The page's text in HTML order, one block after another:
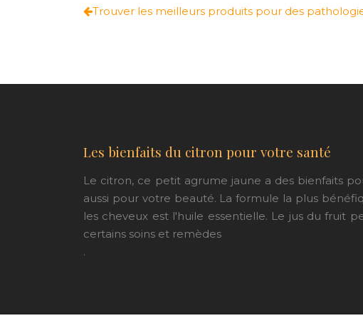
Trouver les meilleurs produits pour des
Les bienfaits du citron pour votre santé
Le citron, ce petit agrume jaune a des bienfaits
aussi pour votre beauté. La formule la plus
les cheveux est l'huile essentielle. Le jus du fruit
certains soins et remèdes
.